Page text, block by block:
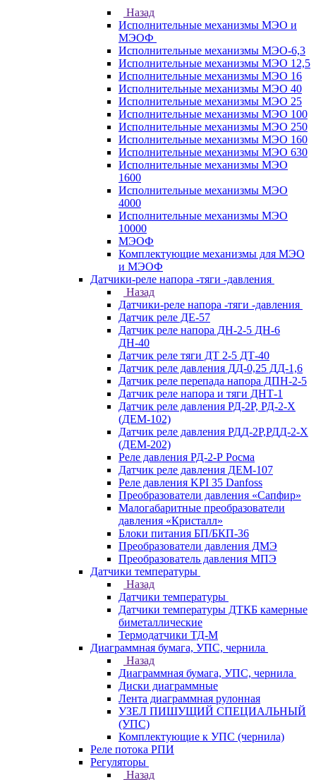
Назад
Исполнительные механизмы МЭО и
МЭОФ
Исполнительные механизмы МЭО-6,3
Исполнительные механизмы МЭО 12,5
Исполнительные механизмы МЭО 16
Исполнительные механизмы МЭО 40
Исполнительные механизмы МЭО 25
Исполнительные механизмы МЭО 100
Исполнительные механизмы МЭО 250
Исполнительные механизмы МЭО 160
Исполнительные механизмы МЭО 630
Исполнительные механизмы МЭО
1600
Исполнительные механизмы МЭО
4000
Исполнительные механизмы МЭО
10000
МЭОФ
Комплектующие механизмы для МЭО
и МЭОФ
Датчики-реле напора -тяги -давления
Назад
Датчики-реле напора -тяги -давления
Датчик реле ДЕ-57
Датчик реле напора ДН-2-5 ДН-6
ДН-40
Датчик реле тяги ДТ 2-5 ДТ-40
Датчик реле давления ДД-0,25 ДД-1,6
Датчик реле перепада напора ДПН-2-5
Датчик реле напора и тяги ДНТ-1
Датчик реле давления РД-2Р, РД-2-Х
(ДЕМ-102)
Датчик реле давления РДД-2Р,РДД-2-Х
(ДЕМ-202)
Реле давления РД-2-Р Росма
Датчик реле давления ДЕМ-107
Реле давления KPI 35 Danfoss
Преобразователи давления «Сапфир»
Малогабаритные преобразователи
давления «Кристалл»
Блоки питания БП/БКП-36
Преобразователи давления ДМЭ
Преобразователь давления МПЭ
Датчики температуры
Назад
Датчики температуры
Датчики температуры ДТКБ камерные
биметаллические
Термодатчики ТД-М
Диаграммная бумага, УПС, чернила
Назад
Диаграммная бумага, УПС, чернила
Диски диаграммные
Лента диаграммная рулонная
УЗЕЛ ПИШУЩИЙ СПЕЦИАЛЬНЫЙ
(УПС)
Комплектующие к УПС (чернила)
Реле потока РПИ
Регуляторы
Назад